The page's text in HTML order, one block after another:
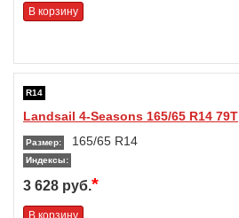
В корзину
R14
Landsail 4-Seasons 165/65 R14 79T
Размер: 165/65 R14
Индексы:
3 628 руб.*
В корзину